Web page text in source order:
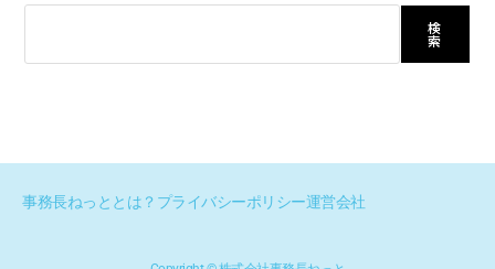
検
索
事務長ねっととは？ プライバシーポリシー運営会社